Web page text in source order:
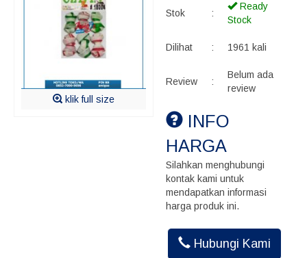
klik full size
Stok :
Ready
Stock
Dilihat : 1961 kali
Review :
Belum ada
review
INFO
HARGA
Silahkan menghubungi
kontak kami untuk
mendapatkan informasi
harga produk ini.
Hubungi Kami